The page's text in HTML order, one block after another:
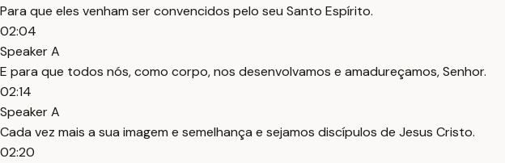
Para que eles venham ser convencidos pelo seu Santo Espírito.
02:04
Speaker A
E para que todos nós, como corpo, nos desenvolvamos e amadureçamos, Senhor.
02:14
Speaker A
Cada vez mais a sua imagem e semelhança e sejamos discípulos de Jesus Cristo.
02:20